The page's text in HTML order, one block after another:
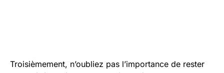
Troisièmement, n’oubliez pas l’importance de rester